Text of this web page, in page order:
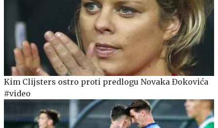
Kim Clijsters ostro proti predlogu Novaka Đokovića
#video